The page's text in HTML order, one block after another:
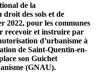
de la
des sols et de
2022, pour les communes
recevoir et instruire par
d’urbanisme à
de Saint-Quentin-en-
son Guichet
(GNAU).